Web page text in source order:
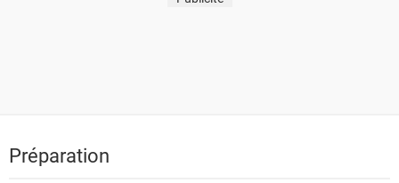
Préparation